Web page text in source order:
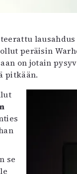
peräisin
on jotain
pitkään.
se